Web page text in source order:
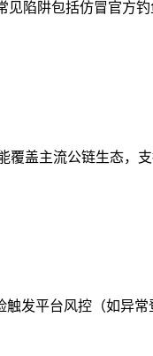
陷阱包括仿冒官方
盖主流公链生态，
发平台风控（如异